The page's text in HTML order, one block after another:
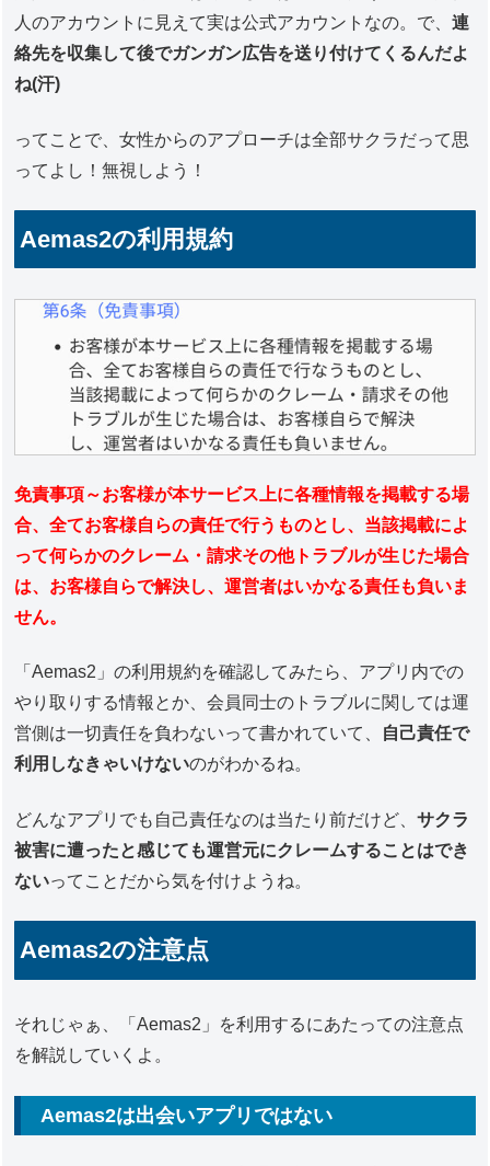
人のアカウントに見えて実は公式アカウントなの。で、連
絡先を収集して後でガンガン広告を送り付けてくるんだよ
ね(汗)
ってことで、女性からのアプローチは全部サクラだって思
ってよし！無視しよう！
Aemas2の利用規約
免責事項～お客様が本サービス上に各種情報を掲載する場
合、全てお客様自らの責任で行うものとし、当該掲載によ
って何らかのクレーム・請求その他トラブルが生じた場合
は、お客様自らで解決し、運営者はいかなる責任も負いま
せん。
「Aemas2」の利用規約を確認してみたら、アプリ内での
やり取りする情報とか、会員同士のトラブルに関しては運
営側は一切責任を負わないって書かれていて、
自己責任で
利用しなきゃいけないのがわかるね。
どんなアプリでも自己責任なのは当たり前だけど、サクラ
被害に遭ったと感じても運営元にクレームすることはでき
ないってことだから気を付けようね。
Aemas2の注意点
それじゃぁ、「Aemas2」を利用するにあたっての注意点
を解説していくよ。
Aemas2は出会いアプリではない